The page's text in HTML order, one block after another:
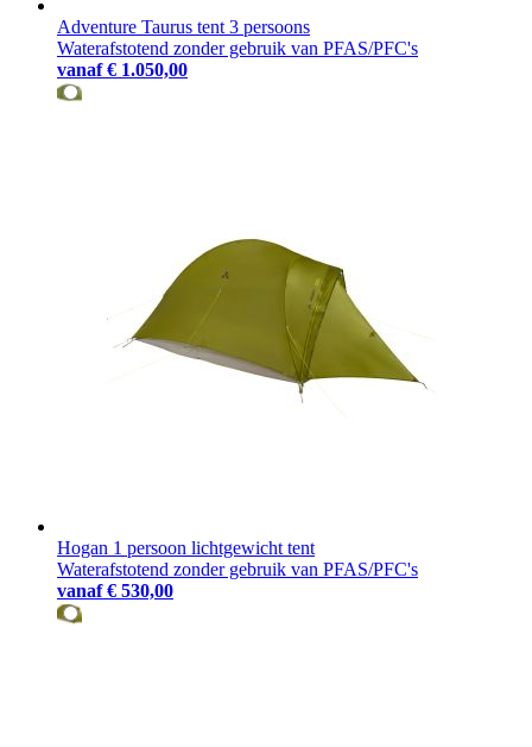
Adventure Taurus tent 3 persoons
Waterafstotend zonder gebruik van PFAS/PFC's
vanaf € 1.050,00
Hogan 1 persoon lichtgewicht tent
Waterafstotend zonder gebruik van PFAS/PFC's
vanaf € 530,00